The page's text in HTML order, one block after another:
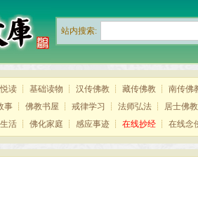
站内搜索:
读 ┊ 基础读物 ┊ 汉传佛教 ┊ 藏传佛教 ┊ 南传佛
事 ┊ 佛教书屋 ┊ 戒律学习 ┊ 法师弘法 ┊ 居士佛教
活 ┊ 佛化家庭 ┊ 感应事迹 ┊ 在线抄经 ┊ 在线念